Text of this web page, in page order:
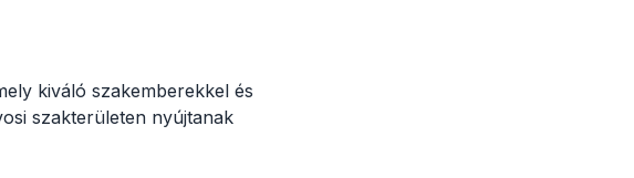
kiváló szakemberekkel és
szakterületen nyújtanak